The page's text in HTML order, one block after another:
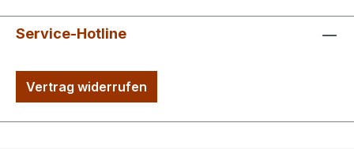
Service-Hotline
Vertrag widerrufen